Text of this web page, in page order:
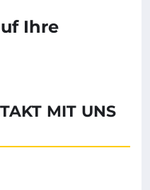
Ihre
MIT UNS